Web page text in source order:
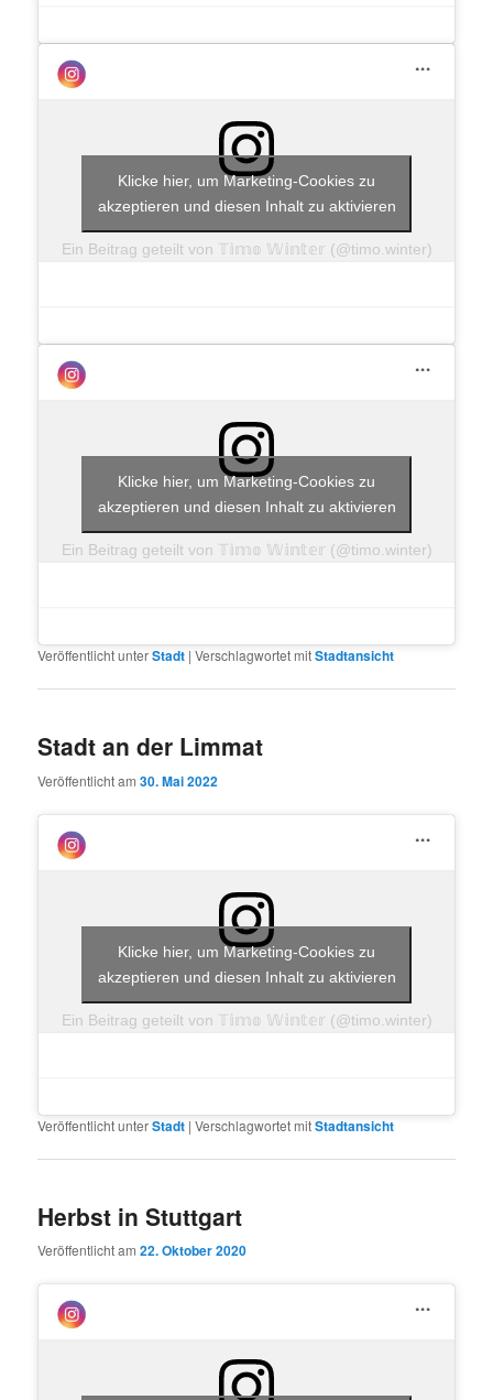
Ein Beitrag geteilt von 𝕋𝕚𝕞𝕠 𝕎𝕚𝕟𝕥𝕖𝕣 (@timo.winter)
Klicke hier, um Marketing-Cookies zu
akzeptieren und diesen Inhalt zu aktivieren
Ein Beitrag geteilt von 𝕋𝕚𝕞𝕠 𝕎𝕚𝕟𝕥𝕖𝕣 (@timo.winter)
Klicke hier, um Marketing-Cookies zu
akzeptieren und diesen Inhalt zu aktivieren
Veröffentlicht unterStadt |Verschlagwortet mitStadtansicht
Stadt an der Limmat
Veröffentlicht am30. Mai 2022
Ein Beitrag geteilt von 𝕋𝕚𝕞𝕠 𝕎𝕚𝕟𝕥𝕖𝕣 (@timo.winter)
Klicke hier, um Marketing-Cookies zu
akzeptieren und diesen Inhalt zu aktivieren
Veröffentlicht unterStadt |Verschlagwortet mitStadtansicht
Herbst in Stuttgart
Veröffentlicht am22. Oktober 2020